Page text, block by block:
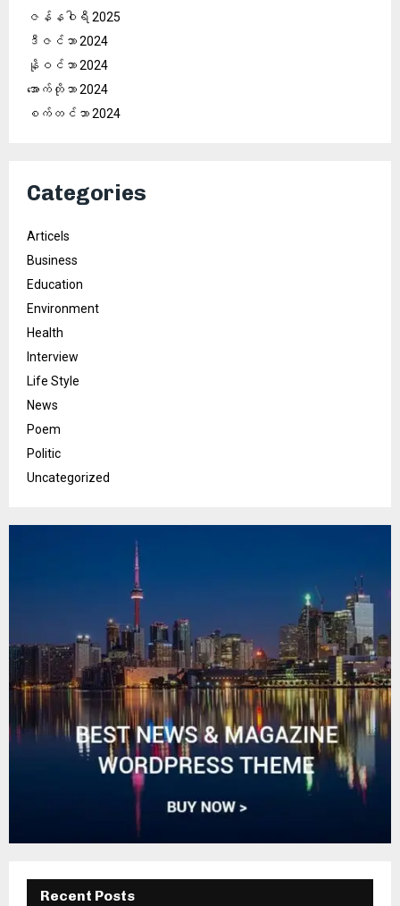
ဇန်နဝါရီ 2025
ဒီဇင်ဘာ 2024
နိုဝင်ဘာ 2024
အောက်တိုဘာ 2024
စက်တင်ဘာ 2024
Categories
Articels
Business
Education
Environment
Health
Interview
Life Style
News
Poem
Politic
Uncategorized
Recent Posts